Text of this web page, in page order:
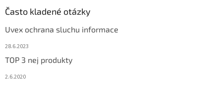
Často kladené otázky
Uvex ochrana sluchu informace
28.6.2023
TOP 3 nej produkty
2.6.2020